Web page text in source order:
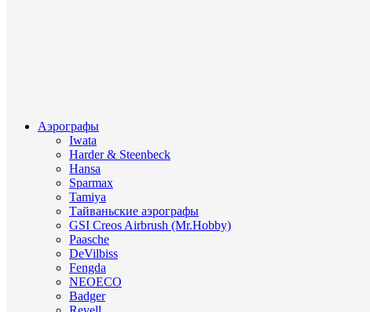
Аэрографы
Iwata
Harder & Steenbeck
Hansa
Sparmax
Tamiya
Тайваньские аэрографы
GSI Creos Airbrush (Mr.Hobby)
Paasche
DeVilbiss
Fengda
NEOECO
Badger